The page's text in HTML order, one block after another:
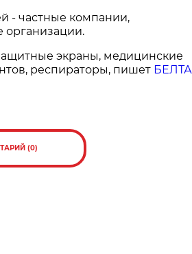
- частные компании,
организации.
экраны, медицинские
респираторы, пишет БЕЛТА
(0)